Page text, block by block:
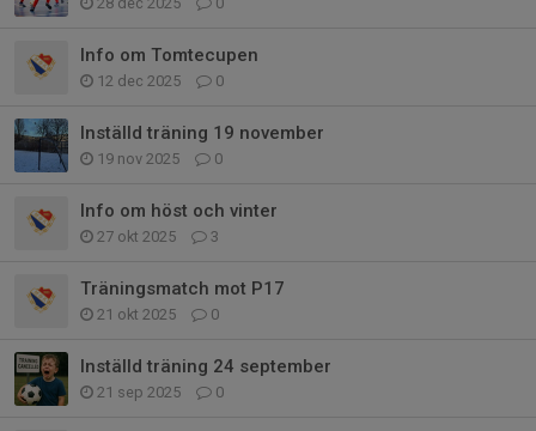
Info om Tomtecupen
12 dec 2025 0
Inställd träning 19 november
19 nov 2025 0
Info om höst och vinter
27 okt 2025 3
Träningsmatch mot P17
21 okt 2025 0
Inställd träning 24 september
21 sep 2025 0